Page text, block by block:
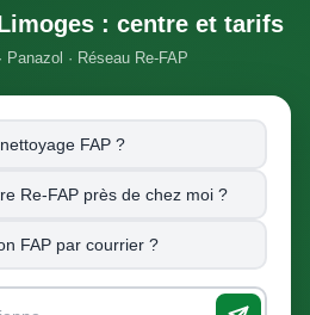
: centre et tarifs
Panazol · Réseau Re-FAP
FAP ?
Re-FAP près de chez moi ?
FAP par courrier ?